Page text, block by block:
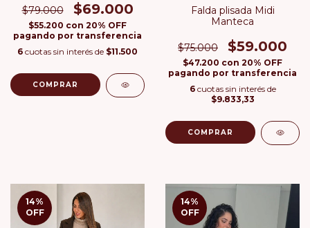
$79.000 $69.000
$55.200 con 20% OFF
pagando por transferencia
6 cuotas sin interés de $11.500
COMPRAR
Falda plisada Midi
Manteca
$75.000 $59.000
$47.200 con 20% OFF
pagando por transferencia
6 cuotas sin interés de
$9.833,33
COMPRAR
14%
OFF
14%
OFF